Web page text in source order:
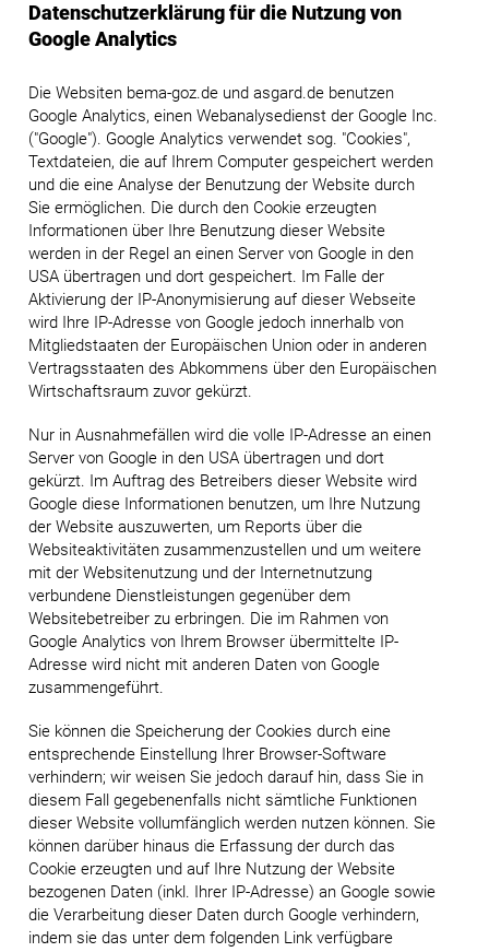
Datenschutzerklärung für die Nutzung von
Google Analytics
Die Websiten bema-goz.de und asgard.de benutzen
Google Analytics, einen Webanalysedienst der Google Inc.
("Google"). Google Analytics verwendet sog. "Cookies",
Textdateien, die auf Ihrem Computer gespeichert werden
und die eine Analyse der Benutzung der Website durch
Sie ermöglichen. Die durch den Cookie erzeugten
Informationen über Ihre Benutzung dieser Website
werden in der Regel an einen Server von Google in den
USA übertragen und dort gespeichert. Im Falle der
Aktivierung der IP-Anonymisierung auf dieser Webseite
wird Ihre IP-Adresse von Google jedoch innerhalb von
Mitgliedstaaten der Europäischen Union oder in anderen
Vertragsstaaten des Abkommens über den Europäischen
Wirtschaftsraum zuvor gekürzt.
Nur in Ausnahmefällen wird die volle IP-Adresse an einen
Server von Google in den USA übertragen und dort
gekürzt. Im Auftrag des Betreibers dieser Website wird
Google diese Informationen benutzen, um Ihre Nutzung
der Website auszuwerten, um Reports über die
Websiteaktivitäten zusammenzustellen und um weitere
mit der Websitenutzung und der Internetnutzung
verbundene Dienstleistungen gegenüber dem
Websitebetreiber zu erbringen. Die im Rahmen von
Google Analytics von Ihrem Browser übermittelte IP-
Adresse wird nicht mit anderen Daten von Google
zusammengeführt.
Sie können die Speicherung der Cookies durch eine
entsprechende Einstellung Ihrer Browser-Software
verhindern; wir weisen Sie jedoch darauf hin, dass Sie in
diesem Fall gegebenenfalls nicht sämtliche Funktionen
dieser Website vollumfänglich werden nutzen können. Sie
können darüber hinaus die Erfassung der durch das
Cookie erzeugten und auf Ihre Nutzung der Website
bezogenen Daten (inkl. Ihrer IP-Adresse) an Google sowie
die Verarbeitung dieser Daten durch Google verhindern,
indem sie das unter dem folgenden Link verfügbare